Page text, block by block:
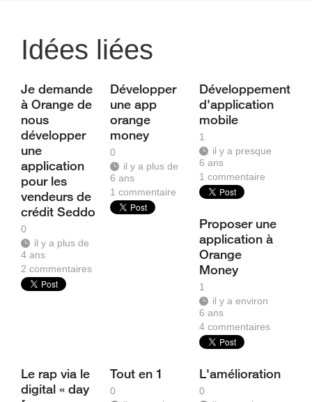
Idées liées
Je demande
à Orange de
nous
développer
une
application
pour les
vendeurs de
crédit Seddo
0
il y a plus de
4 ans
2 commentaires
Développer
une app
orange
money
0
il y a plus de
6 ans
1commentaire
Développement
d'application
mobile
1
il y a presque
6 ans
1commentaire
Proposer une
application à
Orange
Money
1
il y a environ
6 ans
4commentaires
Le rap via le
digital « day
Tout en 1
0
L'amélioration
0